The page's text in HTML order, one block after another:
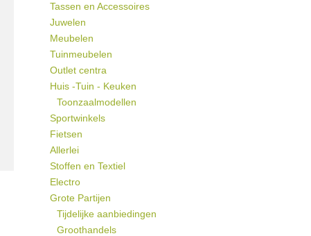
Tassen en Accessoires
Juwelen
Meubelen
Tuinmeubelen
Outlet centra
Huis -Tuin - Keuken
Toonzaalmodellen
Sportwinkels
Fietsen
Allerlei
Stoffen en Textiel
Electro
Grote Partijen
Tijdelijke aanbiedingen
Groothandels